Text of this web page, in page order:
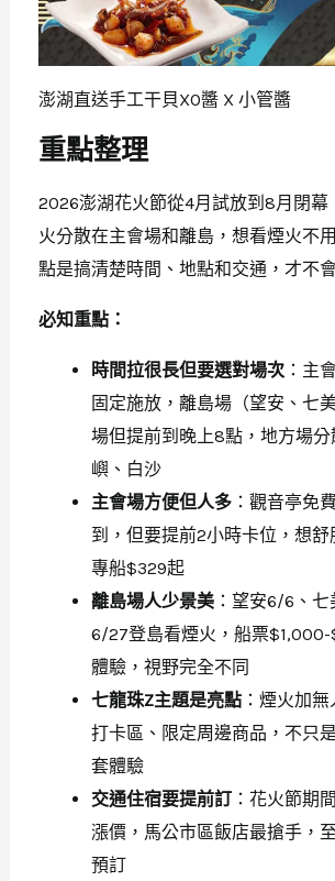
澎湖直送手工干貝XO醬 X 小管醬
重點整理
2026澎湖花火節從4月試放到8月閉幕
火分散在主會場和離島，想看煙火不
點是搞清楚時間、地點和交通，才不
必知重點：
時間拉很長但要選對場次：主
固定施放，離島場（望安、七
場但提前到晚上8點，地方場
嶼、白沙
主會場方便但人多：觀音亭免
到，但要提前2小時卡位，想
專船$329起
離島場人少景美：望安6/6、七
6/27登島看煙火，船票$1,000-
體驗，視野完全不同
七龍珠Z主題是亮點：煙火加無
打卡區、限定周邊商品，不只
套體驗
交通住宿要提前訂：花火節期
漲價，馬公市區飯店最搶手，
預訂